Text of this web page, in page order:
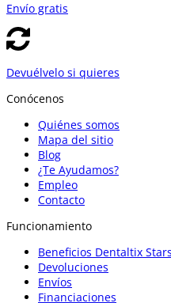
Envío gratis
Devuélvelo si quieres
Conócenos
Quiénes somos
Mapa del sitio
Blog
¿Te Ayudamos?
Empleo
Contacto
Funcionamiento
Beneficios Dentaltix Stars
Devoluciones
Envíos
Financiaciones